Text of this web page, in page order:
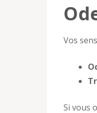
Vos
Si vous